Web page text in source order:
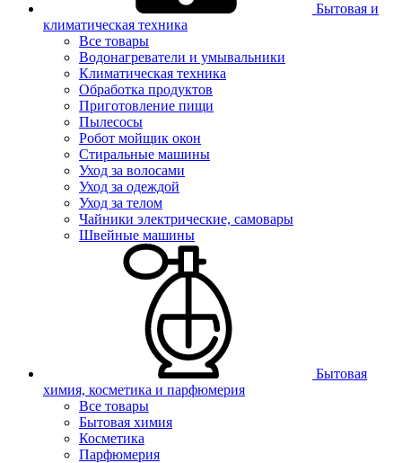
Бытовая и
климатическая техника
Все товары
Водонагреватели и умывальники
Климатическая техника
Обработка продуктов
Приготовление пищи
Пылесосы
Робот мойщик окон
Стиральные машины
Уход за волосами
Уход за одеждой
Уход за телом
Чайники электрические, самовары
Швейные машины
Бытовая
химия, косметика и парфюмерия
Все товары
Бытовая химия
Косметика
Парфюмерия